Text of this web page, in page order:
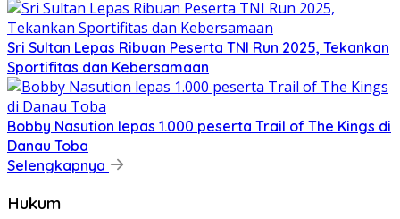
Sri Sultan Lepas Ribuan Peserta TNI Run 2025, Tekankan
Sportifitas dan Kebersamaan
Bobby Nasution lepas 1.000 peserta Trail of The Kings di
Danau Toba
Selengkapnya
Hukum